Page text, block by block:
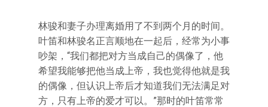
林骏和妻子办理离婚用了不到两个月的时间。
叶笛和林骏名正言顺地在一起后，经常为小事
吵架，“我们都把对方当成自己的偶像了，他
希望我能够把他当成上帝，我也觉得他就是我
的偶像，但认识上帝后才知道我们无法满足对
方，只有上帝的爱才可以。”那时的叶笛常常